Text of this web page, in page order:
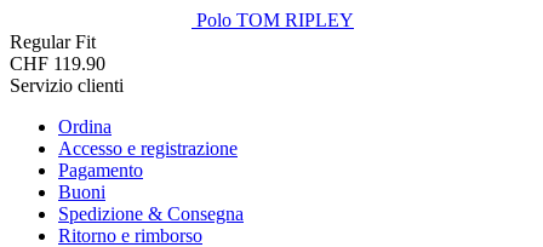
Polo TOM RIPLEY
Regular Fit
CHF 119.90
Servizio clienti
Ordina
Accesso e registrazione
Pagamento
Buoni
Spedizione & Consegna
Ritorno e rimborso